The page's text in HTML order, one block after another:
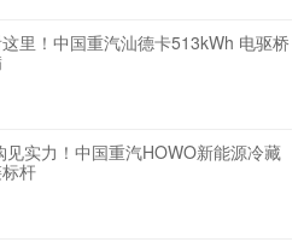
里！中国重汽汕德卡513kWh 电驱桥
见实力！中国重汽HOWO新能源冷藏
杆